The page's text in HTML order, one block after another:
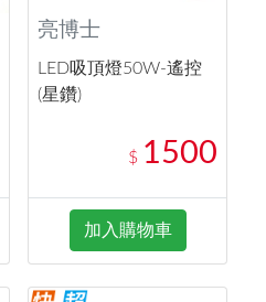
亮博士
LED吸頂燈50W-遙控
(星鑽)
$ 1500
加入購物車